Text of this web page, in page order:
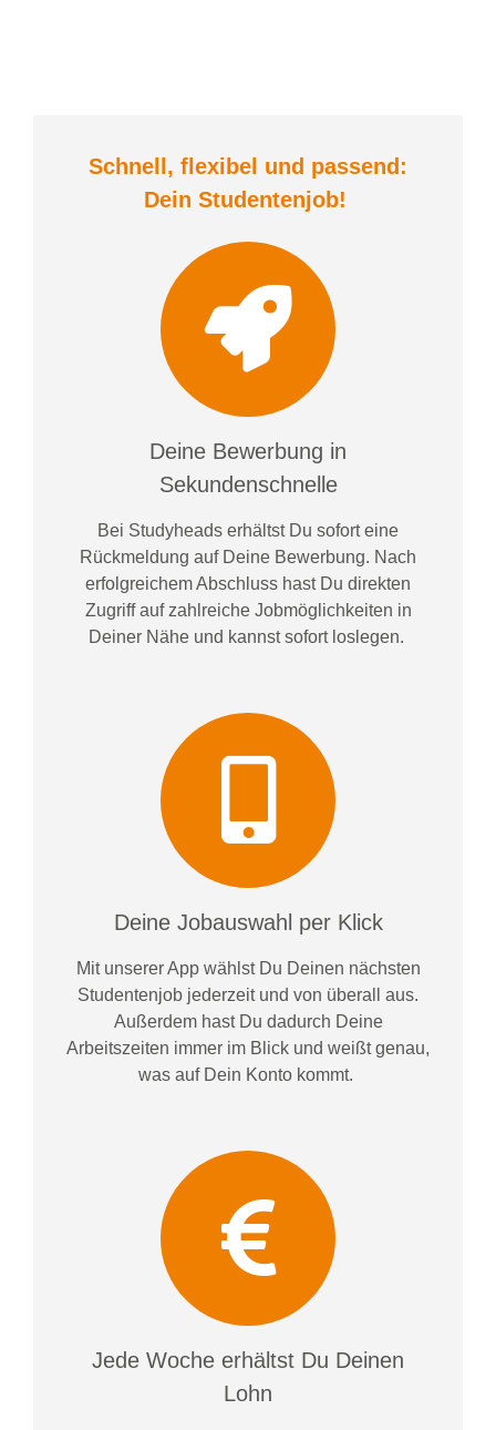
Schnell, flexibel und passend:
Dein Studentenjob!
Deine Bewerbung in
Sekundenschnelle
Bei Studyheads erhältst Du sofort eine
Rückmeldung auf Deine Bewerbung. Nach
erfolgreichem Abschluss hast Du direkten
Zugriff auf zahlreiche Jobmöglichkeiten in
Deiner Nähe und kannst sofort loslegen.
Deine Jobauswahl per Klick
Mit unserer App wählst Du Deinen nächsten
Studentenjob jederzeit und von überall aus.
Außerdem hast Du dadurch Deine
Arbeitszeiten immer im Blick und weißtgenau,
was auf Dein Konto kommt.
Jede Woche erhältst Du Deinen
Lohn